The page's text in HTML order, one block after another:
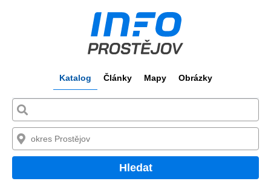
Katalog Články Mapy Obrázky
Hledat